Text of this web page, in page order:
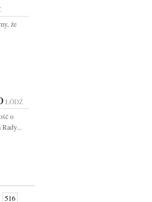
że
ŁÓDŹ
o
Rady...
516